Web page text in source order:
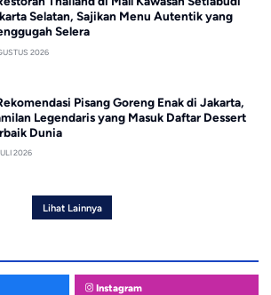
Selatan, Sajikan Menu Autentik yang
Selera
2026
Pisang Goreng Enak di Jakarta,
Legendaris yang Masuk Daftar Dessert
Dunia
2026
Lihat Lainnya
Instagram